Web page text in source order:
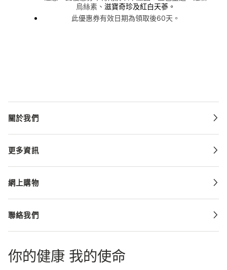
烏絲素、 滋寶奇珍及紅白天蔘。
此優惠券有效日期為領取後60天。
關於我們
更多資訊
網上購物
聯絡我們
你的健康 我的使命